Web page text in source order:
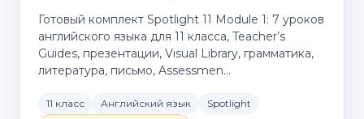
Готовый комплект Spotlight 11 Module 1: 7 уроков
английского языка для 11 класса, Teacher’s
Guides, презентации, Visual Library, грамматика,
литература, письмо, Assessmen…
11 класс Английский язык
Spotlight